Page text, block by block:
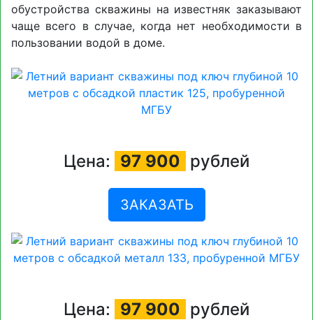
обустройства скважины на известняк заказывают
чаще всего в случае, когда нет необходимости в
пользовании водой в доме.
Цена: 97 900 рублей
ЗАКАЗАТЬ
Цена: 97 900 рублей